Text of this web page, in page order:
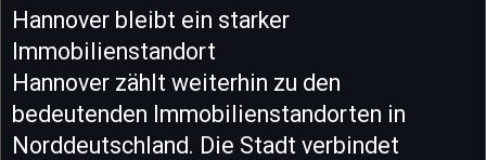
Hannover bleibt ein starker
Immobilienstandort
Hannover zählt weiterhin zu den
bedeutenden Immobilienstandorten in
Norddeutschland. Die Stadt verbindet